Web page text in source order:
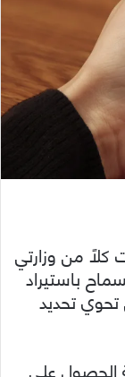
كلاً من وزارتي
باستيراد
تحوي تحديد
الحصول على